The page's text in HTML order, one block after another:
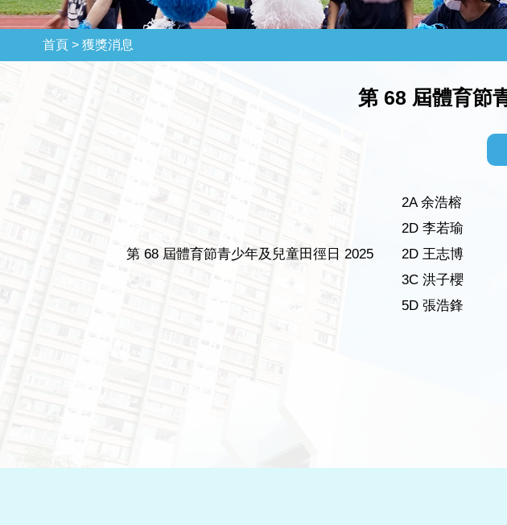
首頁 > 獲獎消息
第 68 屆體育節
第 68 屆體育節青少年及兒童田徑日 2025
2A 余浩榕
2D 李若瑜
2D 王志博
3C 洪子櫻
5D 張浩鋒